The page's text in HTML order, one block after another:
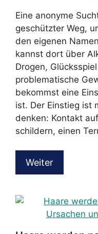
Eine anonyme
geschützter Weg,
den eigenen
kannst dort über
Drogen,
problematische
bekommst eine
ist. Der Einstieg ist
denken: Kontakt
schildern, einen
Weiter